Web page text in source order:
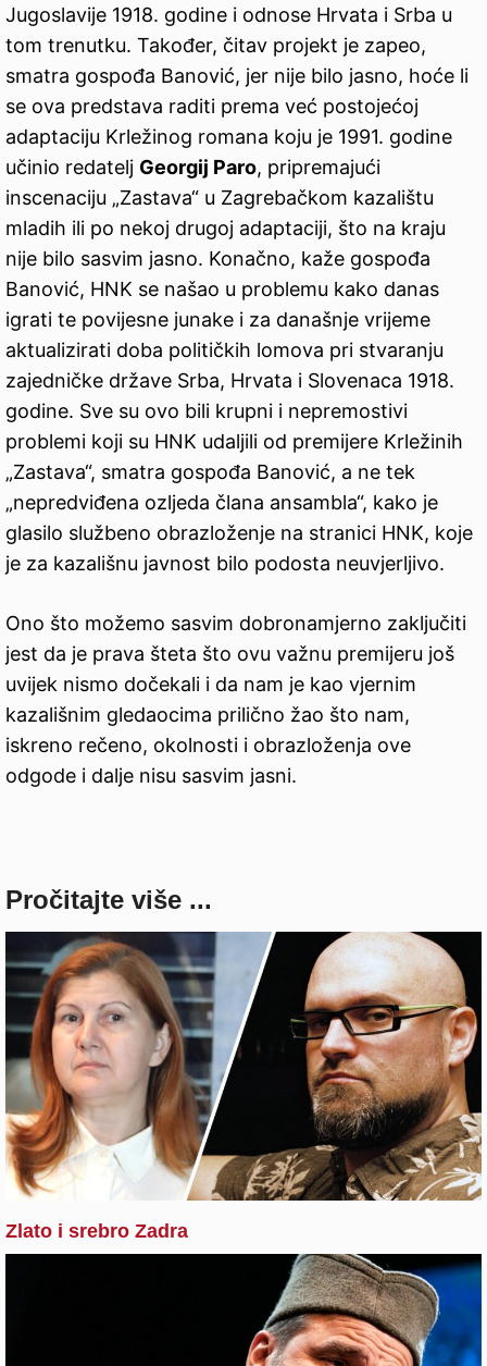
Jugoslavije 1918. godine i odnose Hrvata i Srba u
tom trenutku. Također, čitav projekt je zapeo,
smatra gospođa Banović, jer nije bilo jasno, hoće li
se ova predstava raditi prema već postojećoj
adaptaciju Krležinog romana koju je 1991. godine
učinio redatelj Georgij Paro, pripremajući
inscenaciju „Zastava“ u Zagrebačkom kazalištu
mladih ili po nekoj drugoj adaptaciji, što na kraju
nije bilo sasvim jasno. Konačno, kaže gospođa
Banović, HNK se našao u problemu kako danas
igrati te povijesne junake i za današnje vrijeme
aktualizirati doba političkih lomova pri stvaranju
zajedničke države Srba, Hrvata i Slovenaca 1918.
godine. Sve su ovo bili krupni i nepremostivi
problemi koji su HNK udaljili od premijere Krležinih
„Zastava“, smatra gospođa Banović, a ne tek
„nepredviđena ozljeda člana ansambla“, kako je
glasilo službeno obrazloženje na stranici HNK, koje
je za kazališnu javnost bilo podosta neuvjerljivo.
Ono što možemo sasvim dobronamjerno zaključiti
jest da je prava šteta što ovu važnu premijeru još
uvijek nismo dočekali i da nam je kao vjernim
kazališnim gledaocima prilično žao što nam,
iskreno rečeno, okolnosti i obrazloženja ove
odgode i dalje nisu sasvim jasni.
Pročitajte više ...
Zlato i srebro Zadra